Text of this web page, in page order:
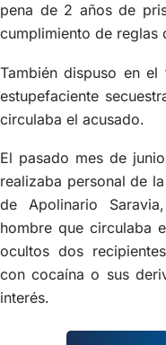
pena de 2 años de
cumplimiento de reglas
También dispuso en
estupefaciente
circulaba el acusado.
El pasado mes de
realizaba personal de
de Apolinario
hombre que circulaba
ocultos dos
con cocaína o sus
interés.